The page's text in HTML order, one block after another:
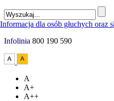
Infolinia 800 190 590
A
A+
A++